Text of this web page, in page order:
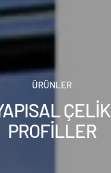
ÜRÜNLER
ÇELİK
PROFİLLER